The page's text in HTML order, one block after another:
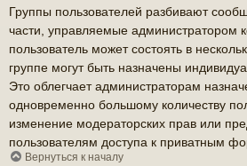
Группы пользователей разбивают
части, управляемые администратором
пользователь может состоять в
группе могут быть назначены
Это облегчает администраторам
одновременно большому количеству
изменение модераторских прав или
пользователям доступа к приватным
Вернуться к началу